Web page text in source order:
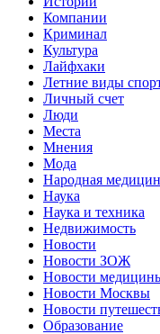
Компании
Криминал
Культура
Лайфхаки
Летние виды
Личный счет
Люди
Места
Мнения
Мода
Народная
Наука
Наука и техника
Недвижимость
Новости
Новости ЗОЖ
Новости
Новости Москвы
Новости
Образование